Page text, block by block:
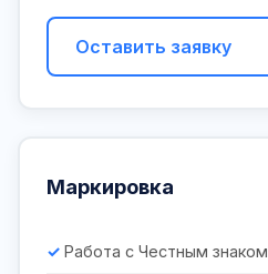
Оставить заявку
Маркировка
Работа с Честным знаком